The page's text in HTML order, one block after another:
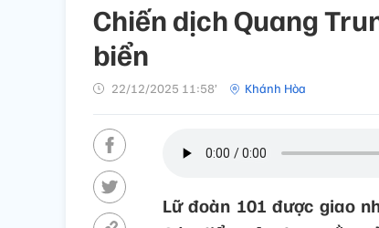
Chiến dịch Quang
biển
22/12/2025 11:58’ Khánh Hòa
Lữ đoàn 101 được giao